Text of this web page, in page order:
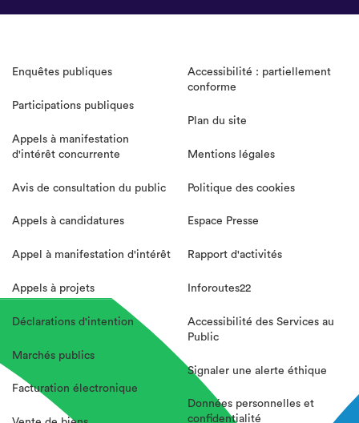
Enquêtes publiques
Participations publiques
Appels à manifestation
d'intérêt concurrente
Avis de consultation du public
Appels à candidatures
Appel à manifestation d'intérêt
Appels à projets
Déclarations d'intention
Marchés publics
Facturation électronique
Accessibilité : partiellement
conforme
Plan du site
Mentions légales
Politique des cookies
Espace Presse
Rapport d'activités
Inforoutes22
Accessibilité des Services au
Public
Signaler une alerte éthique
Données personnelles et
confidentialité